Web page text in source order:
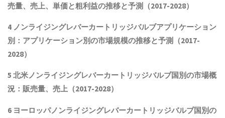
売量、売上、単価と粗利益の推移と予測（2017-2028）
4 ノンライジングレバーカートリッジバルブアプリケーション
別：アプリケーション別の市場規模の推移と予測（2017-
2028）
5 北米ノンライジングレバーカートリッジバルブ国別の市場概
況 ：販売量、売上（2017-2028）
6 ヨーロッパノンライジングレバーカートリッジバルブ国別の